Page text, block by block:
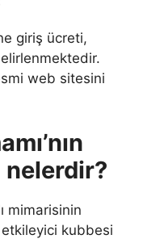
giriş ücreti,
web sitesini
mimarisinin
kubbesi